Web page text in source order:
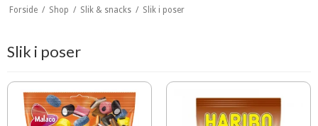
Forside / Shop / Slik & snacks / Slik i poser
Slik i poser